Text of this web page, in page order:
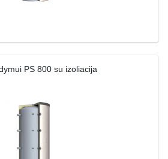
PS 800 su izoliacija